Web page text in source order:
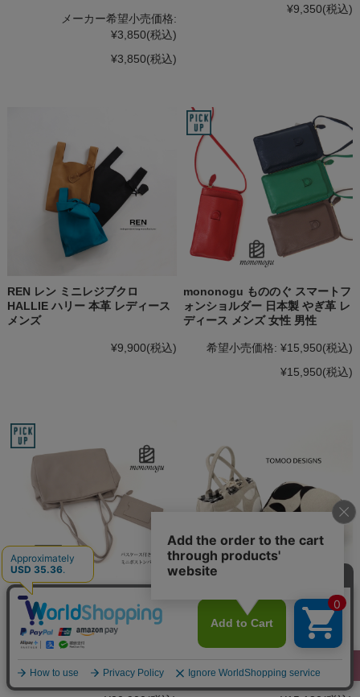
メーカー希望小売価格:
¥3,850(税込)
¥3,850(税込)
¥9,350(税込)
REN レン ミニレジブクロ
HALLIE ハリー 本革 レディース
メンズ
¥9,900(税込)
mononogu もののぐ スマートフ
ォンショルダー 日本製 やぎ革 レ
ディース メンズ 女性 男性
希望小売価格: ¥15,950(税込)
¥15,950(税込)
mononogu もののぐ ミニボスト
ンバッグ パスケース付 スムース
レザー ウォッシュ加工 本革 レデ
ィース 日本製
希望小売価格: ¥20,900(税込)
TOMOO DESIGNS トモオデザイ
ンズ ブロックチェック巾着トー
トバッグ 布製 レディース 送料無
希望小売価格: ¥15,180